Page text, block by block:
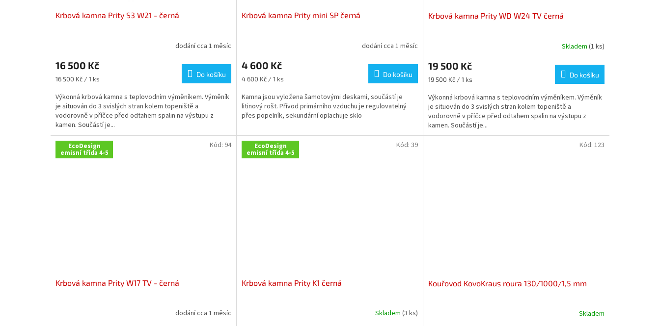
Krbová kamna Prity S3 W21 - černá
dodání cca 1 měsíc
16 500 Kč
Měrná
16 500 Kč / 1 ks
Do košíku
Výkonná krbová kamna s teplovodním výměníkem. Výměník
je situován do 3 svislých stran kolem topeniště a
vodorovně v příčce před odtahem spalin na výstupu z
kamen. Součástí je...
Krbová kamna Prity mini SP černá
dodání cca 1 měsíc
4 600 Kč
Měrná
4 600 Kč / 1 ks
Do košíku
Kamna jsou vyložena šamotovými deskami, součástí je
litinový rošt. Přívod primárního vzduchu je regulovatelný
přes popelník, sekundární oplachuje sklo
Krbová kamna Prity WD W24 TV černá
Skladem (1 ks)
19 500 Kč
Měrná
19 500 Kč / 1 ks
Do košíku
Výkonná krbová kamna s teplovodním výměníkem. Výměník
je situován do 3 svislých stran kolem topeniště a
vodorovně v příčce před odtahem spalin na výstupu z
kamen. Součástí je...
EcoDesign
emisní třída 4-5
Krbová kamna Prity W17 TV - černá
dodání cca 1 měsíc
Kód: 94 EcoDesign
emisní třída 4-5
Krbová kamna Prity K1 černá
Skladem (3 ks)
Kód: 39
Kouřovod KovoKraus roura 130/1000/1,5 mm
Skladem
Kód: 123